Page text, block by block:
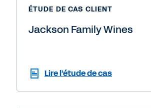
ÉTUDE DE CAS CLIENT
Jackson Family Wines
Lire l’étude de cas